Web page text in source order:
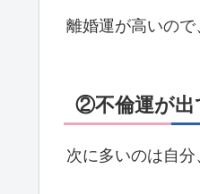
離婚運が高いので
②不倫運が出
次に多いのは自分